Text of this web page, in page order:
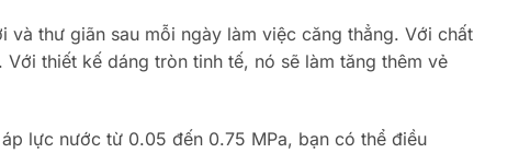
và thư giãn sau mỗi ngày làm việc căng thẳng. Với chất
thiết kế dáng tròn tinh tế, nó sẽ làm tăng thêm vẻ
lực nước từ 0.05 đến 0.75 MPa, bạn có thể điều